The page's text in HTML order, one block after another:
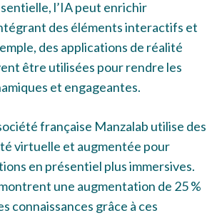
l’IA peut enrichir
des éléments interactifs et
des applications de réalité
être utilisées pour rendre les
et engageantes.
française Manzalab utilise des
virtuelle et augmentée pour
en présentiel plus immersives.
une augmentation de 25 %
connaissances grâce à ces